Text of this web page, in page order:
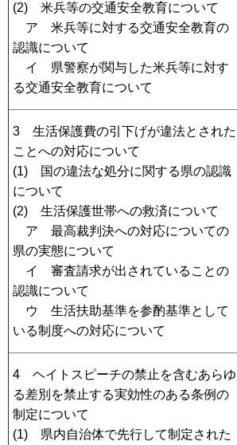
(2) 米兵等の交通安全教育について
ア 米兵等に対する交通安全教育の
認識について
イ 県警察が関与した米兵等に対す
る交通安全教育について
3 生活保護費の引下げが違法とされた
ことへの対応について
(1) 国の違法な処分に関する県の認識
について
(2) 生活保護世帯への救済について
ア 最高裁判決への対応についての
県の実態について
イ 審査請求が出されていることの
認識について
ウ 生活扶助基準を参酌基準として
いる制度への対応について
4 ヘイトスピーチの禁止を含むあらゆ
る差別を禁止する実効性のある条例の
制定について
(1) 県内自治体で先行して制定された